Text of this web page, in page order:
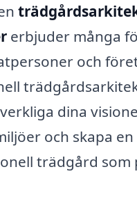
erbjuder många
och
dina
och skapa
trädgård som